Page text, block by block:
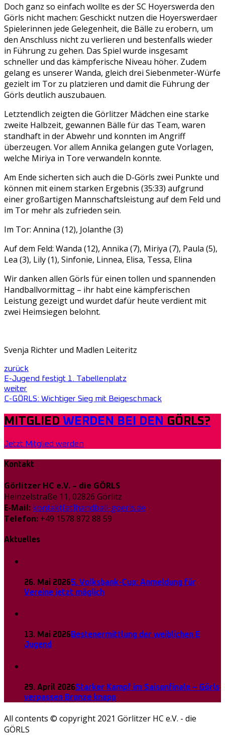
Doch ganz so einfach wollte es der SC Hoyerswerda den
Görls nicht machen: Geschickt nutzen die Hoyerswerdaer
Spielerinnen jede Gelegenheit, die Bälle zu erobern, um
den Anschluss nicht zu verlieren und bestenfalls wieder
in Führung zu gehen. Das Spiel wurde insgesamt
schneller und das kämpferische Niveau höher. Zudem
gelang es unserer Wanda, gleich drei Siebenmeter-Würfe
gezielt im Tor zu platzieren und damit die Führung der
Görls deutlich auszubauen.
Letztendlich zeigten die Görlitzer Mädchen eine starke
zweite Halbzeit, gewannen Bälle für das Team, waren
standhaft in der Abwehr und konnten im Angriff
überzeugen. Vor allem Annika gelangen gute Vorlagen,
welche Miriya in Tore verwandeln konnte.
Am Ende sicherten sich auch die D-Görls zwei Punkte und
können mit einem starken Ergebnis (35:33) aufgrund
einer großartigen Mannschaftsleistung auf dem Feld und
im Tor mehr als zufrieden sein.
Im Tor: Annina (12), Jolanthe (3)
Auf dem Feld: Wanda (12), Annika (7), Miriya (7), Paula (5),
Lea (3), Lily (1), Sinfonie, Linnea, Elisa, Tessa, Elina
Wir danken allen Görls für einen tollen und spannenden
Handballvormittag – ihr habt eine kämpferischen
Leistung gezeigt und wurdet dafür heute verdient mit
zwei Heimsiegen belohnt.
Svenja Richter und Madlen Leiteritz
zurück
E-Jugend festigt 1. Tabellenplatz
weiter
C-GÖRLS: Wichtiger Sieg mit Beigeschmack
MITGLIED WERDEN BEI DEN GÖRLS?
Jetzt Mitglied werden
Kontakt
Görlitzer HC e.V. – die GÖRLS
Heinzelstraße 11, 02826 Görlitz
E-Mail: kontakt[at]handball-goerls.de
Telefon: +49 1578 872 88 59
Aktuelles
26. Mai 20265. Volksbank-Cup: Anmeldung für
Vereine jetzt möglich
13. Mai 2026Bestenermittlung der weiblichen E
Jugend
29. April 2026Starker Kampf im Saisonfinale – Görls
verpassen Bronze knapp
All contents © copyright 2021 Görlitzer HC e.V. - die
GÖRLS